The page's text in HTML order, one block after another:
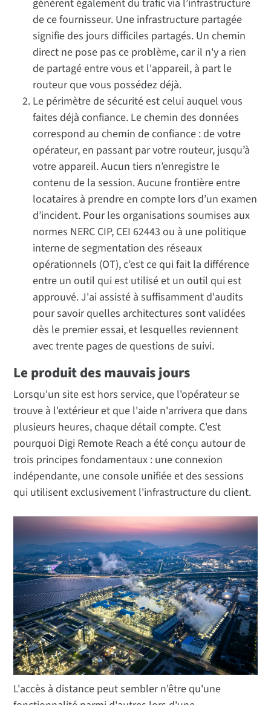
génèrent également du trafic via l’infrastructure
de ce fournisseur. Une infrastructure partagée
signifie des jours difficiles partagés. Un chemin
direct ne pose pas ce problème, car il n'y a rien
de partagé entre vous et l'appareil, à part le
routeur que vous possédez déjà.
Le périmètre de sécurité est celui auquel vous
faites déjà confiance. Le chemin des données
correspond au chemin de confiance : de votre
opérateur, en passant par votre routeur, jusqu’à
votre appareil. Aucun tiers n’enregistre le
contenu de la session. Aucune frontière entre
locataires à prendre en compte lors d’un examen
d’incident. Pour les organisations soumises aux
normes NERC CIP, CEI 62443 ou à une politique
interne de segmentation des réseaux
opérationnels (OT), c’est ce qui fait la différence
entre un outil qui est utilisé et un outil qui est
approuvé. J'ai assisté à suffisamment d'audits
pour savoir quelles architectures sont validées
dès le premier essai, et lesquelles reviennent
avec trente pages de questions de suivi.
Le produit des mauvais jours
Lorsqu'un site est hors service, que l'opérateur se
trouve à l'extérieur et que l'aide n'arrivera que dans
plusieurs heures, chaque détail compte. C'est
pourquoi Digi Remote Reach a été conçu autour de
trois principes fondamentaux : une connexion
indépendante, une console unifiée et des sessions
qui utilisent exclusivement l'infrastructure du client.
L'accès à distance peut sembler n'être qu'une